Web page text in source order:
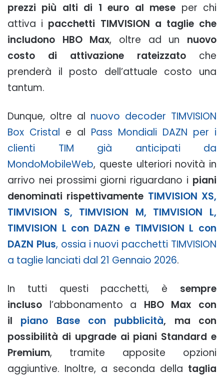
prezzi più alti di 1 euro al mese per chi
attiva i pacchetti TIMVISION a taglie che
includono HBO Max, oltre ad un nuovo
costo di attivazione rateizzato che
prenderà il posto dell’attuale costo una
tantum.
Dunque, oltre al nuovo decoder TIMVISION
Box Cristal e al Pass Mondiali DAZN per i
clienti TIM già anticipati da
MondoMobileWeb, queste ulteriori novità in
arrivo nei prossimi giorni riguardano i piani
denominati rispettivamente TIMVISION XS,
TIMVISION S, TIMVISION M, TIMVISION L,
TIMVISION L con DAZN e TIMVISION L con
DAZN Plus, ossia i nuovi pacchetti TIMVISION
a taglie lanciati dal 21 Gennaio 2026.
In tutti questi pacchetti, è sempre
incluso l’abbonamento a HBO Max con
il piano Base con pubblicità, ma con
possibilità di upgrade ai piani Standard e
Premium, tramite apposite opzioni
aggiuntive. Inoltre, a seconda della taglia